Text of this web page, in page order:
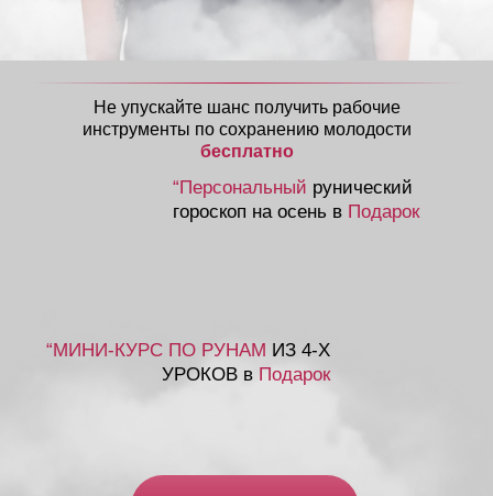
Не упускайте шанс получить рабочие
инструменты по сохранению молодости
бесплатно
“Персональный рунический
гороскоп на осень в Подарок
“МИНИ-КУРС ПО РУНАМ ИЗ 4-Х
УРОКОВ в Подарок